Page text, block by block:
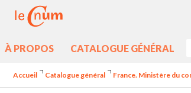
À PROPOS CATALOGUE GÉNÉRAL
Accueil Catalogue général France. Ministère du